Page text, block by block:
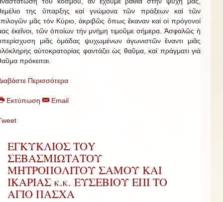
της ὕπαρξης καί γνώμονα τῶν πράξεων καί τῶν
μᾶς τόν Κύριο, ἀκριβῶς ὅπως ἔκαναν καί οἱ πρόγονοί
ἐκεῖνοι, τῶν ὁποίων τήν μνήμη τιμοῦμε σήμερα. Ἀσφαλῶς ἡ
μιᾶς ὁμάδας ψυχωμένων ἀγωνιστῶν ἔναντι μιᾶς
αὐτοκρατορίας φαντάζει ὡς θαῦμα, καί πράγματι γιά
πρόκειται.
Περισσότερα
Εκτύπωση Email
ΕΓΚΥΚΛΙΟΣ ΤΟY
ΣΕΒΑΣΜΙΩΤAΤΟΥ
ΜΗΤΡΟΠΟΛIΤΟΥ ΣAΜΟΥ ΚΑI
IΚΑΡΙΑΣ κ.κ. ΕΥΣΕΒΙΟΥ EΠI ΤΟ
ΑΓΙΟ ΠΑΣΧΑ